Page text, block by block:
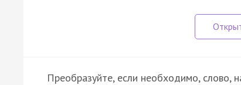
Преобразуйте, если необходимо, слово,